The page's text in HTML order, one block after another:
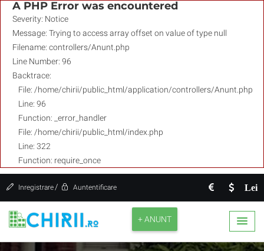
A PHP Error was encountered
Severity: Notice
Message: Trying to access array offset on value of type null
Filename: controllers/Anunt.php
Line Number: 96
Backtrace:
File: /home/chirii/public_html/application/controllers/Anunt.php
Line: 96
Function: _error_handler
File: /home/chirii/public_html/index.php
Line: 322
Function: require_once
Lei
Inregistrare / Auntentificare
+ ANUNT